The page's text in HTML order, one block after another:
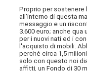
Proprio per sostenere
all'interno di questa
messaggio e un
3.600 euro; anche qua
per i nuovi nati ed i
l'acquisto di mobili.
perché circa 1,5
solo con questo noi
affitti, un Fondo di 30